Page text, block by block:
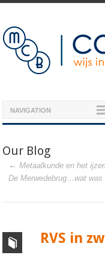
NAVIGATION
Our Blog
Metaalkunde en het
De Merwedebrug…wat was
RVS in